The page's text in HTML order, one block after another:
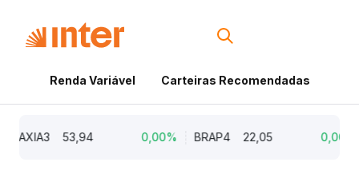
Renda Variável Carteiras Recomendadas
AXIA3 53,94 0,00% BRAP4 22,05 0,00%